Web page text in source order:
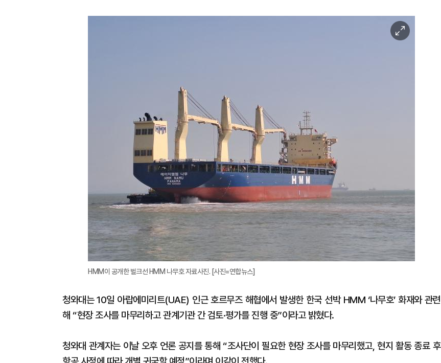
이
미
HMM이 공개한 벌크선 HMM 나무호 자료사진. [사진=연합뉴스]
청와대는 10일 아랍에미리트(UAE) 인근 호르무즈 해협에서 발생한 한국 선박 HMM ‘나무호’ 화재와 관련
해 “현장 조사를 마무리하고 관계기관 간 검토·평가를 진행 중”이라고 밝혔다.
청와대 관계자는 이날 오후 언론 공지를 통해 “조사단이 필요한 현장 조사를 마무리했고, 현지 활동 종료 후